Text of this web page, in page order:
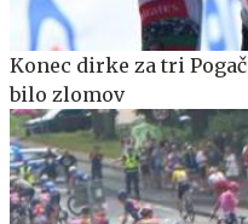
Konec dirke za tri
bilo zlomov